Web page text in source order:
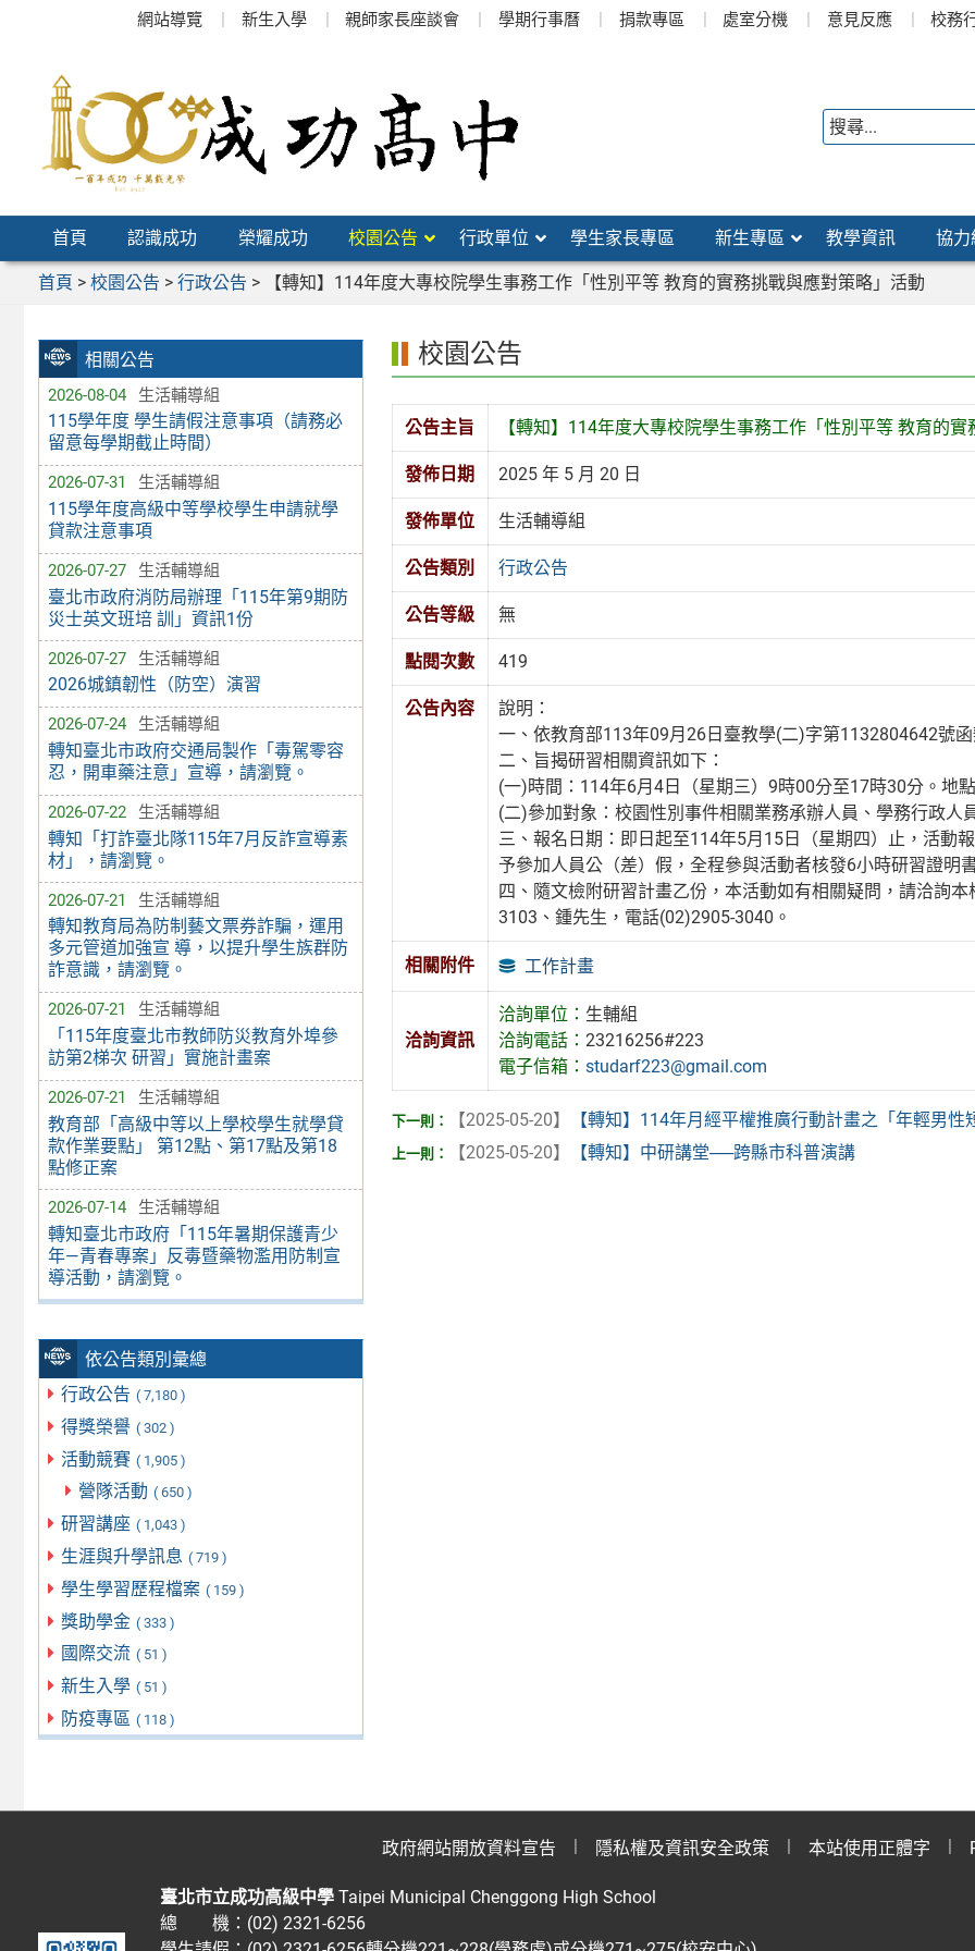
網站導覽 新生入學 親師家長座談會 學期行事曆 捐款專區 處室分機 意見反應 校務
首頁 認識成功 榮耀成功 校園公告 行政單位 學生家長專區 新生專區 教學資訊 協力
首頁 > 校園公告 > 行政公告 > 【轉知】114年度大專校院學生事務工作「性別平等 教育的實務挑戰與應對策略」活動
相關公告
2026-08-04 生活輔導組
115學年度 學生請假注意事項（請務必
留意每學期截止時間）
2026-07-31 生活輔導組
115學年度高級中等學校學生申請就學
貸款注意事項
2026-07-27 生活輔導組
臺北市政府消防局辦理「115年第9期防
災士英文班培 訓」資訊1份
2026-07-27 生活輔導組
2026城鎮韌性（防空）演習
2026-07-24 生活輔導組
轉知臺北市政府交通局製作「毒駕零容
忍，開車藥注意」宣導，請瀏覽。
2026-07-22 生活輔導組
轉知「打詐臺北隊115年7月反詐宣導素
材」，請瀏覽。
2026-07-21 生活輔導組
轉知教育局為防制藝文票券詐騙，運用
多元管道加強宣 導，以提升學生族群防
詐意識，請瀏覽。
2026-07-21 生活輔導組
「115年度臺北市教師防災教育外埠參
訪第2梯次 研習」實施計畫案
2026-07-21 生活輔導組
教育部「高級中等以上學校學生就學貸
款作業要點」 第12點、第17點及第18
點修正案
2026-07-14 生活輔導組
轉知臺北市政府「115年暑期保護青少
年—青春專案」反毒暨藥物濫用防制宣
導活動，請瀏覽。
依公告類別彙總
行政公告 ( 7,180 )
得獎榮譽 ( 302 )
活動競賽 ( 1,905 )
營隊活動 ( 650 )
研習講座 ( 1,043 )
生涯與升學訊息 ( 719 )
學生學習歷程檔案 ( 159 )
獎助學金 ( 333 )
國際交流 ( 51 )
新生入學 ( 51 )
防疫專區 ( 118 )
校園公告
公告主旨 【轉知】114年度大專校院學生事務工作「性別平等 教育的
發佈日期 2025 年 5 月 20 日
發佈單位 生活輔導組
公告類別 行政公告
公告等級 無
點閱次數 419
公告內容
說明：
一、依教育部113年09月26日臺教學(二)字第1132804642號函
二、旨揭研習相關資訊如下：
(一)時間：114年6月4日（星期三）9時00分至17時30分。地
(二)參加對象：校園性別事件相關業務承辦人員、學務行政人
三、報名日期：即日起至114年5月15日（星期四）止，活動
予參加人員公（差）假，全程參與活動者核發6小時研習證明
四、隨文檢附研習計畫乙份，本活動如有相關疑問，請洽詢
3103、鍾先生，電話(02)2905-3040。
相關附件 工作計畫
洽詢資訊
洽詢單位： 生輔組
洽詢電話：23216256#223
電子信箱：studarf223@gmail.com
【2025-05-20】
【轉知】114年月經平權推廣行動計畫之「年輕男性
【2025-05-20】
【轉知】中研講堂──跨縣市科普演講
政府網站開放資料宣告 隱私權及資訊安全政策 本站使用正體字
臺北市立成功高級中學Taipei Municipal Chenggong High School
總 機：(02) 2321-6256